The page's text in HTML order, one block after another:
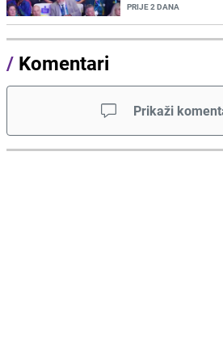
PRIJE 2 DANA
/ Komentari
Prikaži